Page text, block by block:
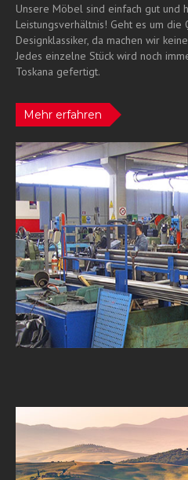
Unsere Möbel sind einfach gut und
Leistungsverhältnis! Geht es um die
Designklassiker, da machen wir
Jedes einzelne Stück wird noch
Toskana gefertigt.
Mehr erfahren